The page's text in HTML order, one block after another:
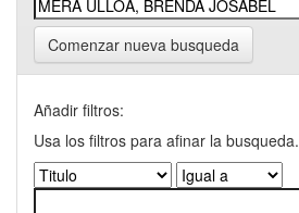
Comenzar nueva busqueda
Añadir filtros:
Usa los filtros para afinar la busqueda.